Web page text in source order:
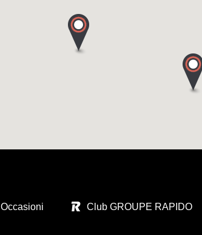
Occasioni Club GROUPE RAPIDO